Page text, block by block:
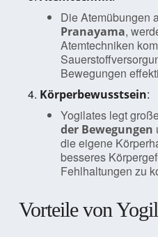
Die Atemübungen
Pranayama,
Atemtechniken
Bewegungen
Körperbewusstsein:
Yogilates legt
der Bewegungen
die eigene
besseres
Fehlhaltungen zu
Vorteile von